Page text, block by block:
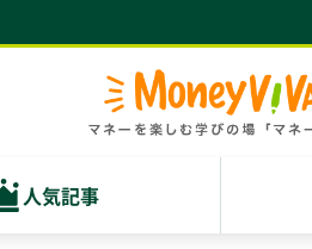
人気記事